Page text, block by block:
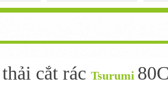
cắt rác Tsurumi